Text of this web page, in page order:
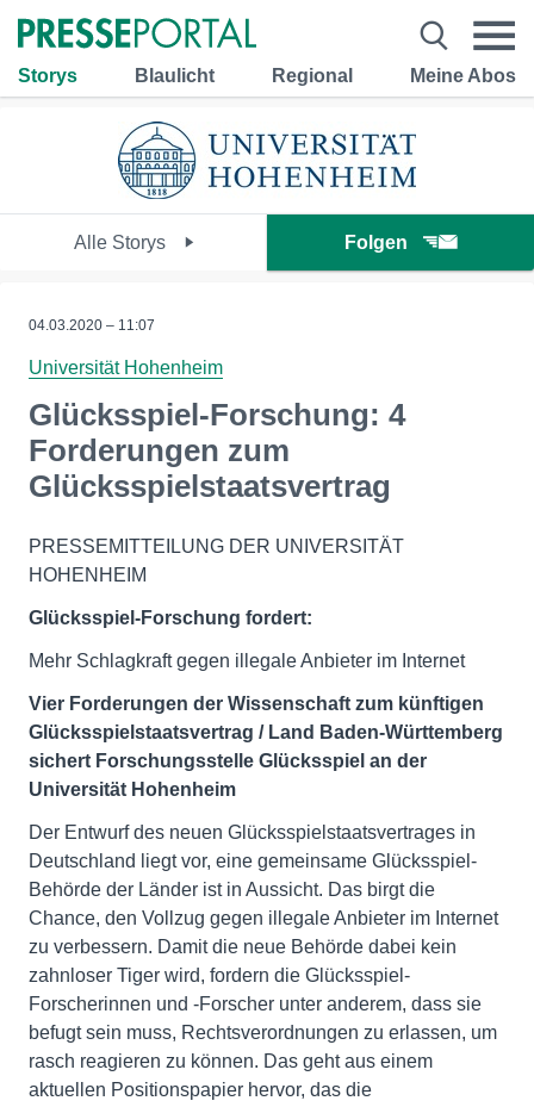
Storys Blaulicht Regional Meine Abos
Alle Storys Folgen
04.03.2020 – 11:07
Universität Hohenheim
Glücksspiel-Forschung: 4
Forderungen zum
Glücksspielstaatsvertrag
PRESSEMITTEILUNG DER UNIVERSITÄT
HOHENHEIM
Glücksspiel-Forschung fordert:
Mehr Schlagkraft gegen illegale Anbieter im Internet
Vier Forderungen der Wissenschaft zum künftigen
Glücksspielstaatsvertrag / Land Baden-Württemberg
sichert Forschungsstelle Glücksspiel an der
Universität Hohenheim
Der Entwurf des neuen Glücksspielstaatsvertrages in
Deutschland liegt vor, eine gemeinsame Glücksspiel-
Behörde der Länder ist in Aussicht. Das birgt die
Chance, den Vollzug gegen illegale Anbieter im Internet
zu verbessern. Damit die neue Behörde dabei kein
zahnloser Tiger wird, fordern die Glücksspiel-
Forscherinnen und -Forscher unter anderem, dass sie
befugt sein muss, Rechtsverordnungen zu erlassen, um
rasch reagieren zu können. Das geht aus einem
aktuellen Positionspapier hervor, das die